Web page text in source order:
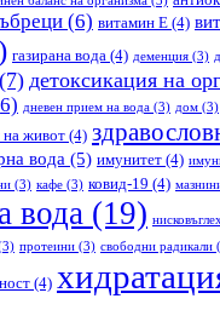
(6) витамин Е (4)
газирана вода (4) деменция (3)
(7) детоксикация на
дневен прием на вода (3) дом (3)
на живот (4)
вода (5) имунитет (4)
(3) кафе (3) ковид-19 (4)
вода (19)
протеини (3) свободни радикали
(4)